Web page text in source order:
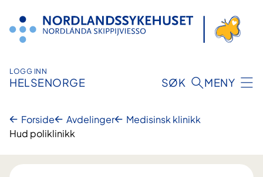
innhold
LOGG INN
HELSENORGE SØK MENY
Forside Avdelinger
Medisinsk klinikk
Hud poliklinikk